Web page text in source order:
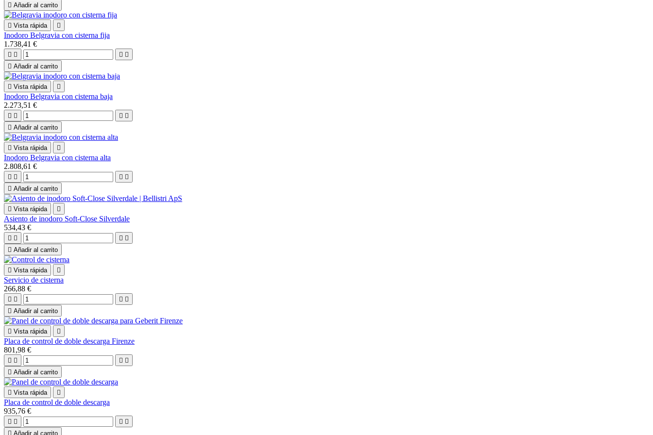
 Añadir al carrito
 Vista rápida 
Inodoro Belgravia con cisterna fija
1.738,41 €
   
 Añadir al carrito
 Vista rápida 
Inodoro Belgravia con cisterna baja
2.273,51 €
   
 Añadir al carrito
 Vista rápida 
Inodoro Belgravia con cisterna alta
2.808,61 €
   
 Añadir al carrito
 Vista rápida 
Asiento de inodoro Soft-Close Silverdale
534,43 €
   
 Añadir al carrito
 Vista rápida 
Servicio de cisterna
266,88 €
   
 Añadir al carrito
 Vista rápida 
Placa de control de doble descarga Firenze
801,98 €
   
 Añadir al carrito
 Vista rápida 
Placa de control de doble descarga
935,76 €
   
 Añadir al carrito